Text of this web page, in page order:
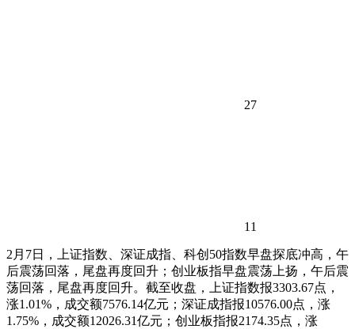
27
11
2月7日，上证指数、深证成指、科创50指数早盘探底冲高，午
后震荡回落，尾盘再度回升；创业板指早盘震荡上扬，午后震
荡回落，尾盘再度回升。截至收盘，上证指数报3303.67点，
涨1.01%，成交额7576.14亿元；深证成指报10576.00点，涨
1.75%，成交额12026.31亿元；创业板指报2174.35点，涨